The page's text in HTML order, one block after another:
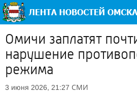
Омичи заплатят
нарушение
режима
3 июня 2026, 21:27 СМИ